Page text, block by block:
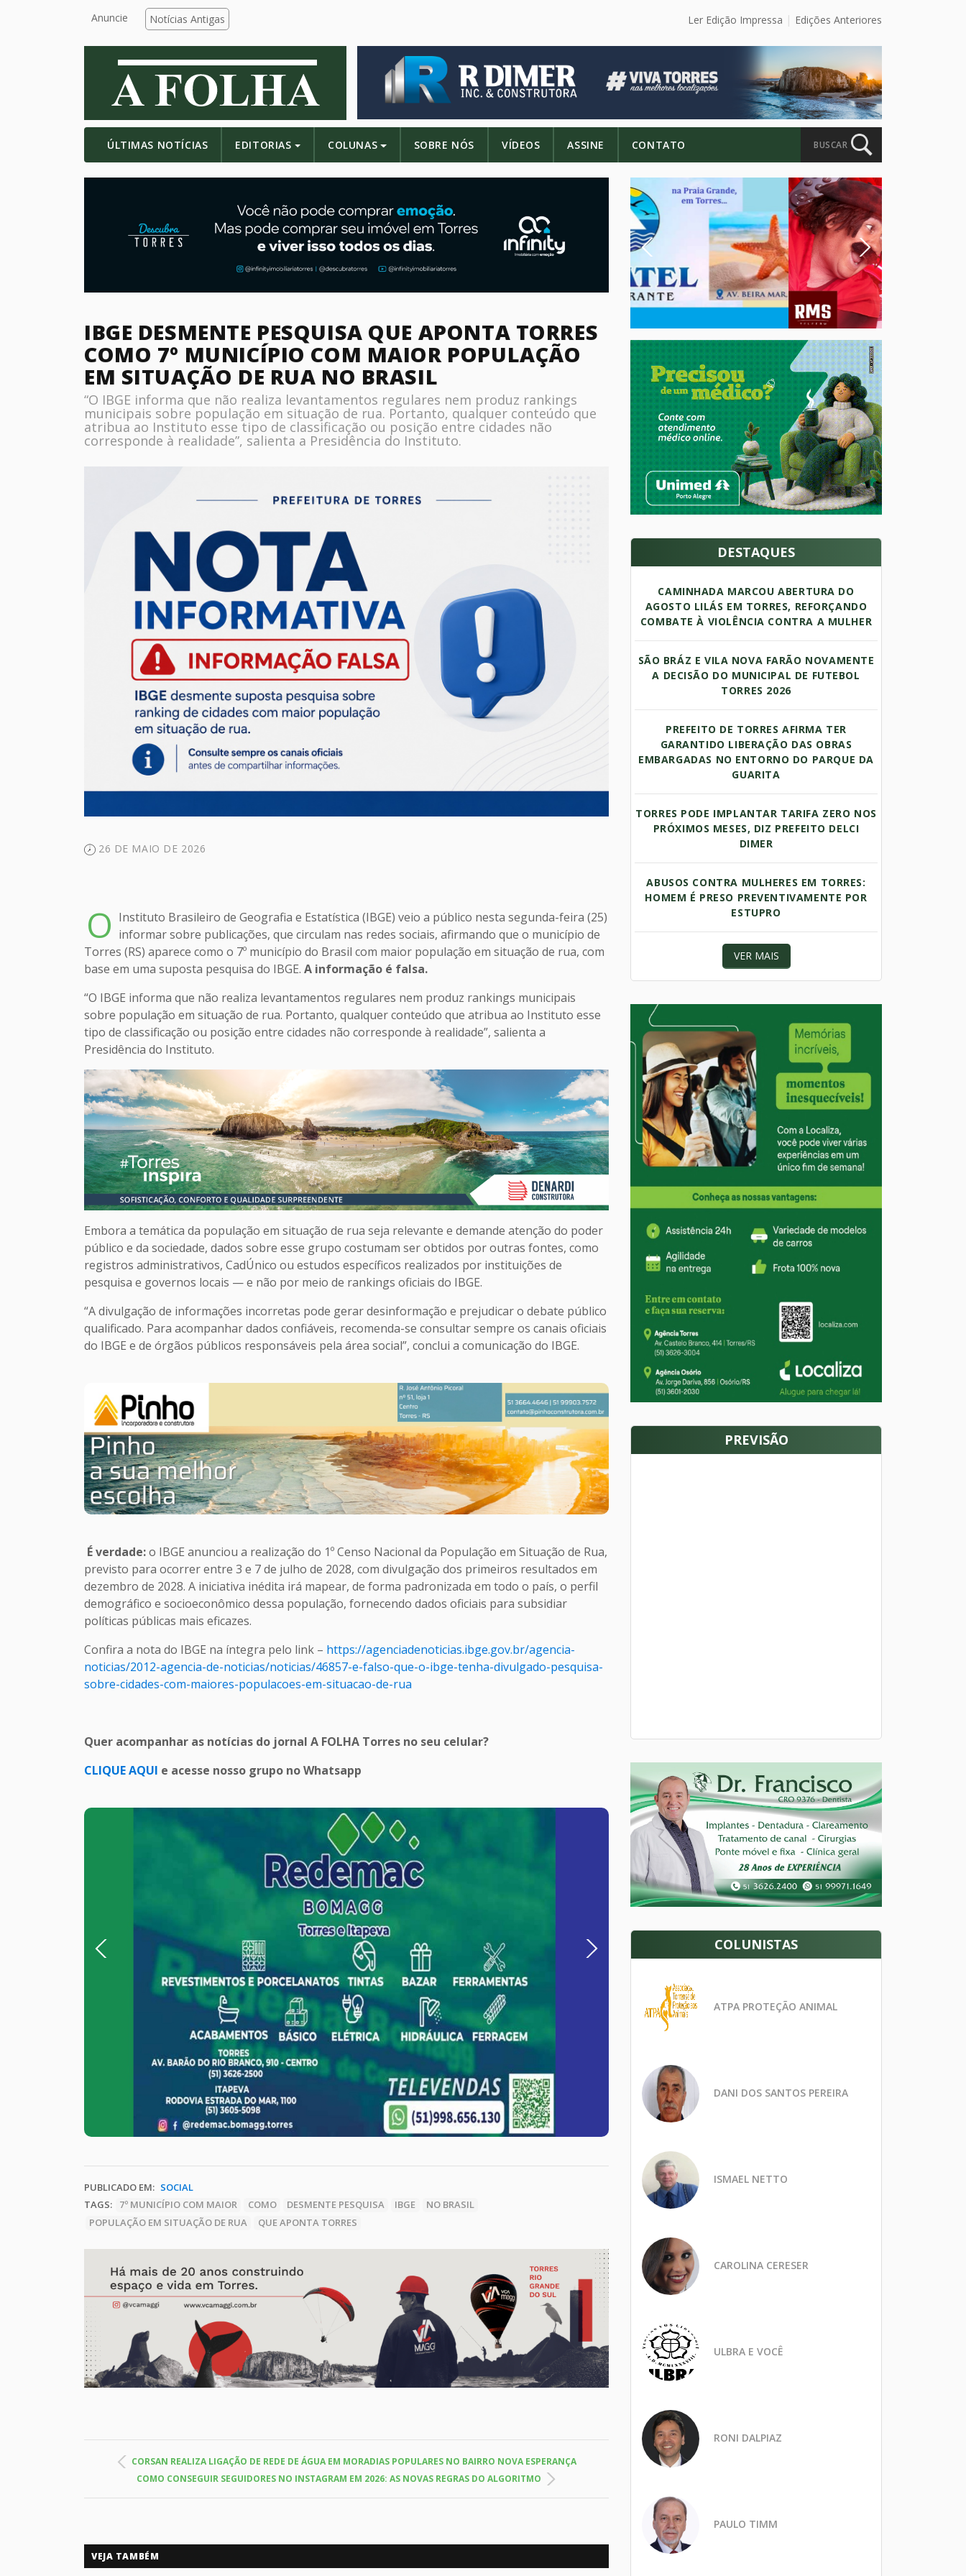
Anuncie Notícias Antigas Ler Edição Impressa Edições Anteriores
ÚLTIMAS NOTÍCIAS EDITORIAS COLUNAS SOBRE NÓS VÍDEOS ASSINE CONTATO BUSCAR
IBGE DESMENTE PESQUISA QUE APONTA TORRES
COMO 7º MUNICÍPIO COM MAIOR POPULAÇÃO
EM SITUAÇÃO DE RUA NO BRASIL
“O IBGE informa que não realiza levantamentos regulares nem produz rankings
municipais sobre população em situação de rua. Portanto, qualquer conteúdo que
atribua ao Instituto esse tipo de classificação ou posição entre cidades não
corresponde à realidade”, salienta a Presidência do Instituto.
26 DE MAIO DE 2026
O Instituto Brasileiro de Geografia e Estatística (IBGE) veio a público nesta segunda-feira (25)
informar sobre publicações, que circulam nas redes sociais, afirmando que o município de
Torres (RS) aparece como o 7º município do Brasil com maior população em situação de rua, com
base em uma suposta pesquisa do IBGE. A informação é falsa.
“O IBGE informa que não realiza levantamentos regulares nem produz rankings municipais
sobre população em situação de rua. Portanto, qualquer conteúdo que atribua ao Instituto esse
tipo de classificação ou posição entre cidades não corresponde à realidade”, salienta a
Presidência do Instituto.
Embora a temática da população em situação de rua seja relevante e demande atenção do poder
público e da sociedade, dados sobre esse grupo costumam ser obtidos por outras fontes, como
registros administrativos, CadÚnico ou estudos específicos realizados por instituições de
pesquisa e governos locais — e não por meio de rankings oficiais do IBGE.
“A divulgação de informações incorretas pode gerar desinformação e prejudicar o debate público
qualificado. Para acompanhar dados confiáveis, recomenda-se consultar sempre os canais oficiais
do IBGE e de órgãos públicos responsáveis pela área social”, conclui a comunicação do IBGE.
É verdade:o IBGE anunciou a realização do 1º Censo Nacional da População em Situação de Rua,
previsto para ocorrer entre 3 e 7 de julho de 2028, com divulgação dos primeiros resultados em
dezembro de 2028. A iniciativa inédita irá mapear, de forma padronizada em todo o país, o perfil
demográfico e socioeconômico dessa população, fornecendo dados oficiais para subsidiar
políticas públicas mais eficazes.
Confira a nota do IBGE na íntegra pelo link – https://agenciadenoticias.ibge.gov.br/agencia-
noticias/2012-agencia-de-noticias/noticias/46857-e-falso-que-o-ibge-tenha-divulgado-pesquisa-
sobre-cidades-com-maiores-populacoes-em-situacao-de-rua
Quer acompanhar as notícias do jornal A FOLHA Torres no seu celular?
CLIQUE AQUI e acesse nosso grupo no Whatsapp
Previous Next
PUBLICADO EM: SOCIAL
TAGS:
7º MUNICÍPIO COM MAIOR COMO DESMENTE PESQUISA IBGE
NO BRASIL
POPULAÇÃO EM SITUAÇÃO DE RUA
QUE APONTA TORRES
CORSAN REALIZA LIGAÇÃO DE REDE DE ÁGUA EM MORADIAS POPULARES NO BAIRRO NOVA ESPERANÇA
COMO CONSEGUIR SEGUIDORES NO INSTAGRAM EM 2026: AS NOVAS REGRAS DO ALGORITMO
VEJA TAMBÉM
Previous Next
DESTAQUES
CAMINHADA MARCOU ABERTURA DO
AGOSTO LILÁS EM TORRES, REFORÇANDO
COMBATE À VIOLÊNCIA CONTRA A MULHER
SÃO BRÁZ E VILA NOVA FARÃO NOVAMENTE
A DECISÃO DO MUNICIPAL DE FUTEBOL
TORRES 2026
PREFEITO DE TORRES AFIRMA TER
GARANTIDO LIBERAÇÃO DAS OBRAS
EMBARGADAS NO ENTORNO DO PARQUE DA
GUARITA
TORRES PODE IMPLANTAR TARIFA ZERO NOS
PRÓXIMOS MESES, DIZ PREFEITO DELCI
DIMER
ABUSOS CONTRA MULHERES EM TORRES:
HOMEM É PRESO PREVENTIVAMENTE POR
ESTUPRO
VER MAIS
PREVISÃO
COLUNISTAS
ATPA PROTEÇÃO ANIMAL
DANI DOS SANTOS PEREIRA
ISMAEL NETTO
CAROLINA CERESER
ULBRA E VOCÊ
RONI DALPIAZ
PAULO TIMM